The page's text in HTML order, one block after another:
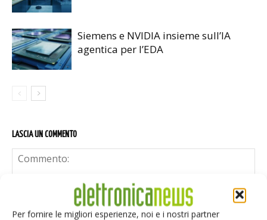
Per fornire le migliori esperienze, noi e i nostri partner
Siemens e NVIDIA insieme sull’IA
agentica per l’EDA
LASCIA UN COMMENTO